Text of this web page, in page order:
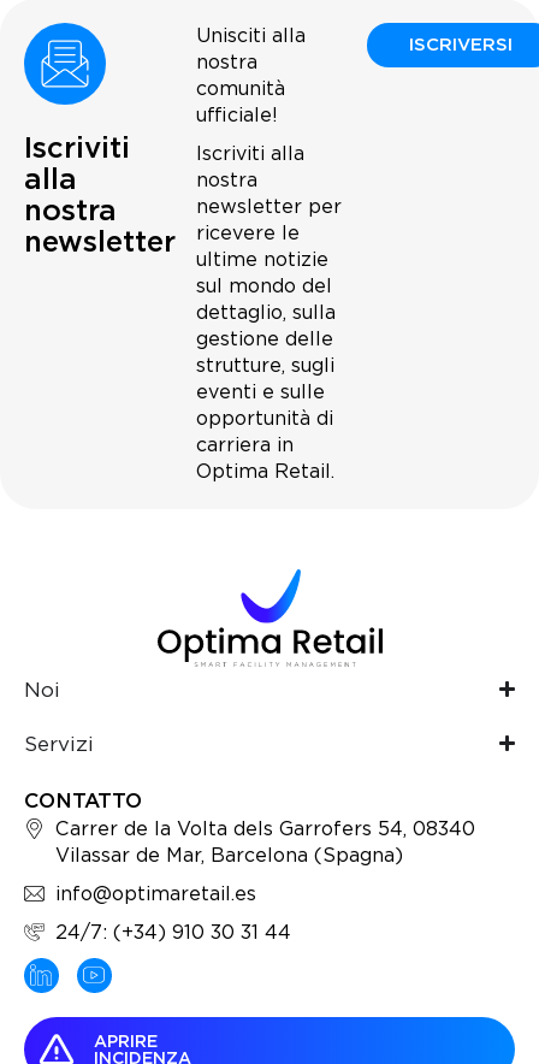
Iscriviti
alla
nostra
newsletter
Unisciti alla
nostra
comunità
ufficiale!
Iscriviti alla
nostra
newsletter per
ricevere le
ultime notizie
sul mondo del
dettaglio, sulla
gestione delle
strutture, sugli
eventi e sulle
opportunità di
carriera in
Optima Retail.
ISCRIVERSI
Noi
Servizi
CONTATTO
Carrer de la Volta dels Garrofers 54, 08340
Vilassar de Mar, Barcelona (Spagna)
info@optimaretail.es
24/7: (+34) 910 30 31 44
APRIRE
INCIDENZA